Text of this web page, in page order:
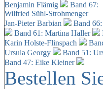
Benjamin Flämig
Band 67:
Wilfried Sühl-Strohmenger
Jan-Pieter Barbian
Band
Band 61: Martina Haller
Karin Holste-Flinspach
Ursula Georgy
Band 51:
Band 47: Eike Kleiner
Bestellen